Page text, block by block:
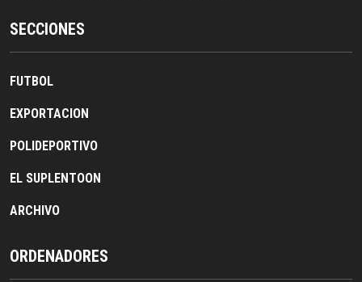
SECCIONES
FUTBOL
EXPORTACION
POLIDEPORTIVO
EL SUPLENTOON
ARCHIVO
ORDENADORES